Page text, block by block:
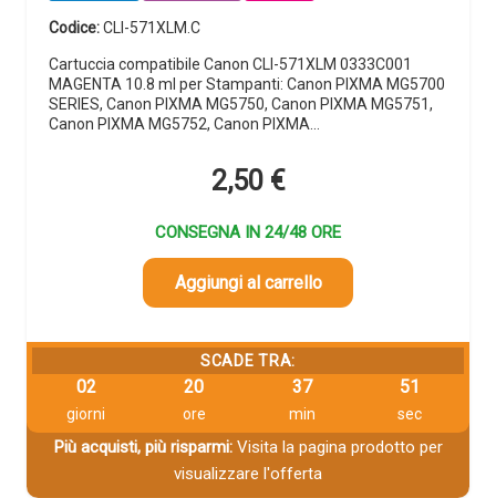
Codice:CLI-571XLM.C
Cartuccia compatibile Canon CLI-571XLM 0333C001
MAGENTA 10.8 ml per Stampanti: Canon PIXMA MG5700
SERIES, Canon PIXMA MG5750, Canon PIXMA MG5751,
Canon PIXMA MG5752, Canon PIXMA…
2,50 €
CONSEGNA IN 24/48 ORE
Aggiungi al carrello
SCADE TRA:
02
giorni
20
ore
37
min
49
sec
Più acquisti, più risparmi:Visita la pagina prodotto per
visualizzare l'offerta